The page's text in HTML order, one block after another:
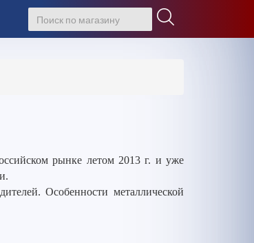
рынке летом 2013 г. и уже
Особенности металлической